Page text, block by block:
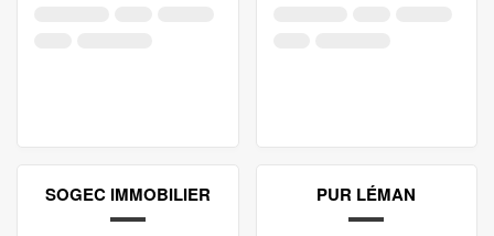
SOGEC IMMOBILIER PUR LÉMAN